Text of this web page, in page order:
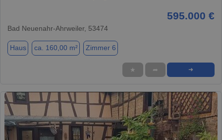
595.000 €
Bad Neuenahr-Ahrweiler, 53474
Haus ca. 160,00 m² Zimmer 6
★ ➦ ➜